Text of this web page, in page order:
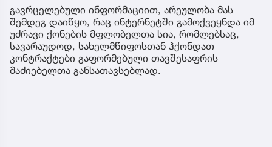
გავრცელებული ინფორმაციით, არეულობა მას
შემდეგ დაიწყო, რაც ინტერნეტში გამოქვეყნდა იმ
უძრავი ქონების მფლობელთა სია, რომლებსაც,
სავარაუდოდ, სახელმწიფოსთან ჰქონდათ
კონტრაქტები გაფორმებული თავშესაფრის
მაძიებელთა განსათავსებლად.